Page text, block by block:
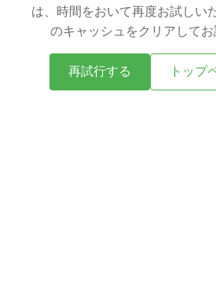
は、時間をおいて再度お試しい
のキャッシュをクリアしてお
再試行する トップ